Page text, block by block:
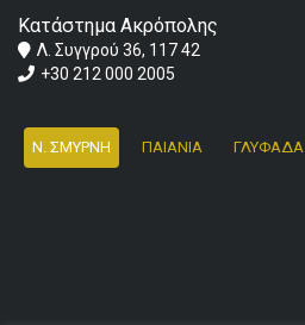
Κατάστημα Ακρόπολης
Λ. Συγγρού 36, 117 42
+30 212 000 2005
Ν. ΣΜΥΡΝΗ ΠΑΙΑΝΙΑ ΓΛΥΦΑΔΑ